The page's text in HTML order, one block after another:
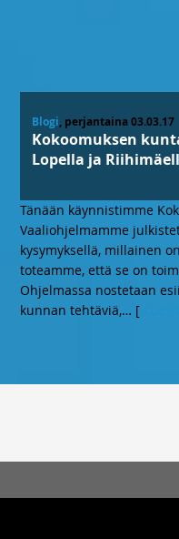
Blogi, perjantaina 03.03.17
Kokoomuksen
Lopella ja
Tänään käynnistimme
Vaaliohjelmamme
kysymyksellä, millainen
toteamme, että se on
Ohjelmassa nostetaan
kunnan tehtäviä,… [